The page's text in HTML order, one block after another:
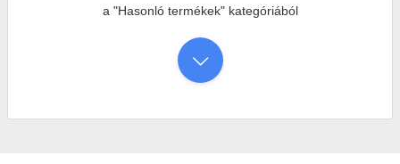
a "Hasonló termékek" kategóriából